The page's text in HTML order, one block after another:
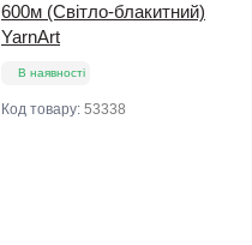
600м (Світло-блакитний)
YarnArt
В наявності
Код товару: 53338